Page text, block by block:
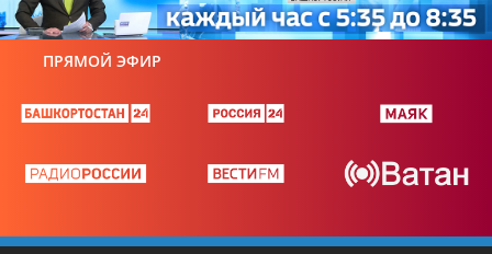
ПРЯМОЙ ЭФИР